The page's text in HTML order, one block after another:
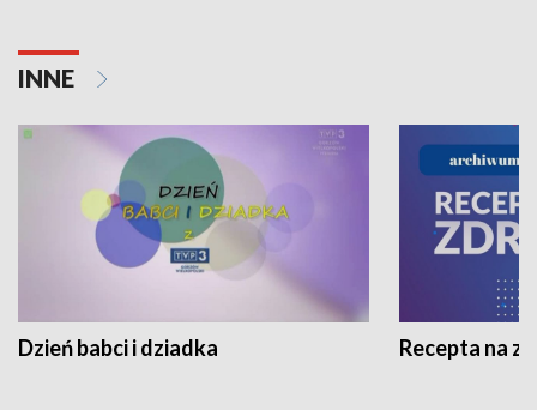
INNE
Dzień babci i dziadka Recepta na